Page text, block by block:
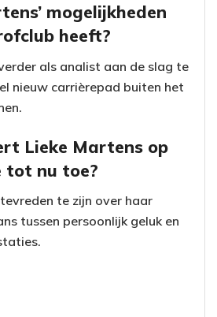
mogelijkheden
heeft?
als analist aan de slag te
nieuw carrièrepad buiten het
Lieke Martens op
tot nu toe?
te zijn over haar
tussen persoonlijk geluk en